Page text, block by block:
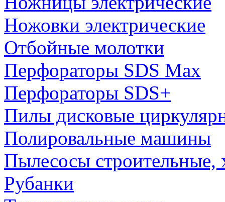
Ножовки электрические
Отбойные молотки
Перфораторы SDS Max
Перфораторы SDS+
Пилы дисковые
Полировальные машины
Пылесосы строительные,
Рубанки